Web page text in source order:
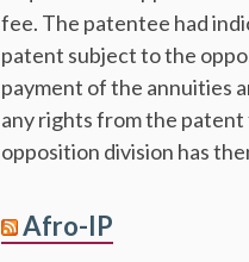
fee. The patentee had
patent subject to the
payment of the annuities
any rights from the
opposition division has
Afro-IP